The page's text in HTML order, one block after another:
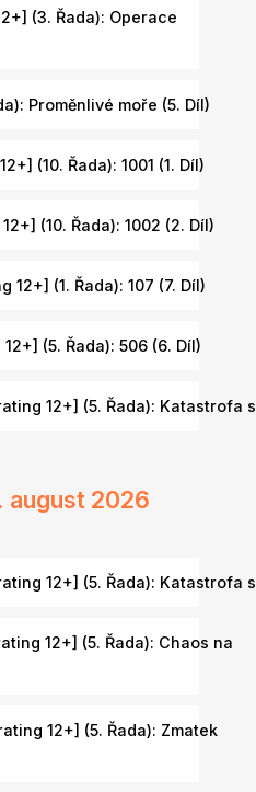
(3. Řada): Operace
Proměnlivé moře (5. Díl)
(10. Řada): 1001 (1. Díl)
(10. Řada): 1002 (2. Díl)
(1. Řada): 107 (7. Díl)
(5. Řada): 506 (6. Díl)
12+] (5. Řada): Katastrofa s
august 2026
12+] (5. Řada): Katastrofa s
12+] (5. Řada): Chaos na
12+] (5. Řada): Zmatek